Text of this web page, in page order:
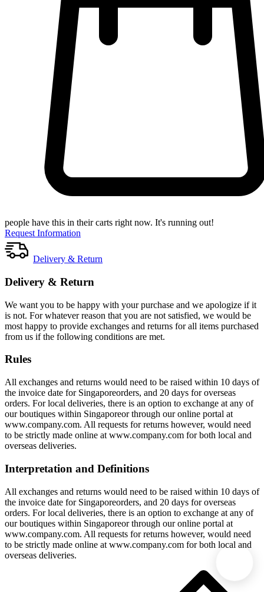
people have this in their carts right now. It's running out!
Request Information
Delivery & Return
Delivery & Return
We want you to be happy with your purchase and we apologize if it
is not. For whatever reason that you are not satisfied, we would be
most happy to provide exchanges and returns for all items purchased
from us if the following conditions are met.
Rules
All exchanges and returns would need to be raised within 10 days of
the invoice date for Singaporeorders, and 20 days for overseas
orders. For local deliveries, there is an option to exchange at any of
our boutiques within Singaporeor through our online portal at
www.company.com. All requests for returns however, would need
to be strictly made online at www.company.com for both local and
overseas deliveries.
Interpretation and Definitions
All exchanges and returns would need to be raised within 10 days of
the invoice date for Singaporeorders, and 20 days for overseas
orders. For local deliveries, there is an option to exchange at any of
our boutiques within Singaporeor through our online portal at
www.company.com. All requests for returns however, would need
to be strictly made online at www.company.com for both local and
overseas deliveries.